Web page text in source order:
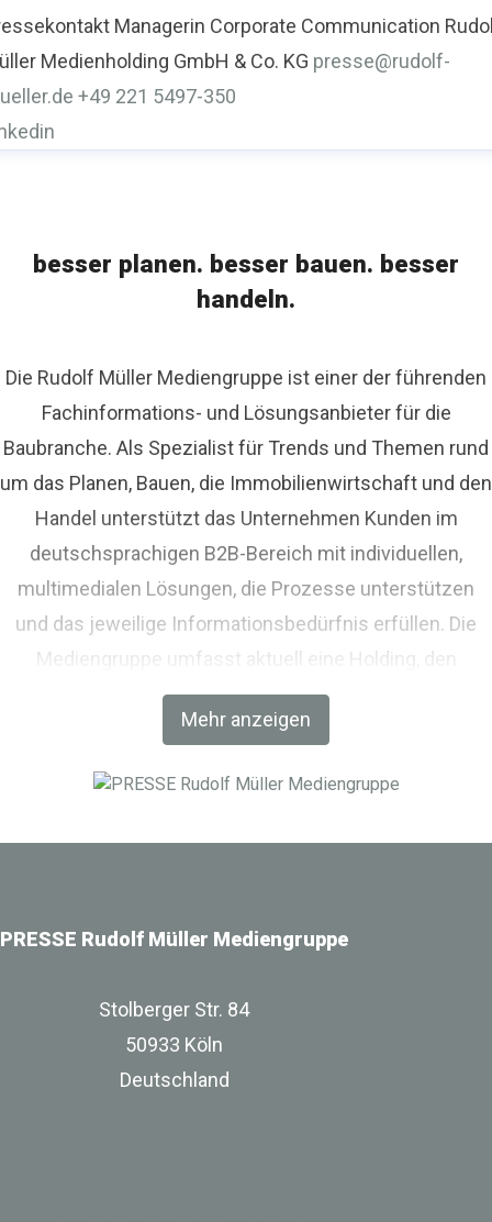
Managerin Corporate Communication
Medienholding GmbH & Co. KG presse@rudolf-
+49 221 5497-350
besser planen. besser bauen. besser
handeln.
Mehr anzeigen
Die Rudolf Müller Mediengruppe ist einer der führenden
Fachinformations- und Lösungsanbieter für die
Baubranche. Als Spezialist für Trends und Themen rund
um das Planen, Bauen, die Immobilienwirtschaft und den
Handel unterstützt das Unternehmen Kunden im
deutschsprachigen B2B-Bereich mit individuellen,
multimedialen Lösungen, die Prozesse unterstützen
und das jeweilige Informationsbedürfnis erfüllen. Die
Mediengruppe umfasst aktuell eine Holding, den
Fachverlag RM Rudolf Müller Medien und mit der BIM
World MUNICH eine Netzwerkplattform für Akteure der
PRESSE Rudolf Müller Mediengruppe
Stolberger Str. 84
50933 Köln
Deutschland